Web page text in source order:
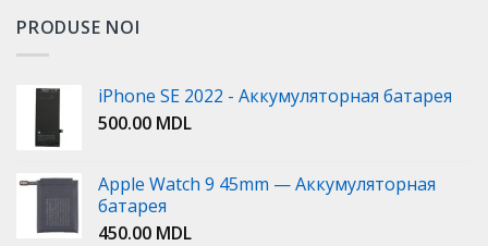
PRODUSE NOI
iPhone SE 2022 - Аккумуляторная батарея
500.00 MDL
Apple Watch 9 45mm — Аккумуляторная
батарея
450.00 MDL